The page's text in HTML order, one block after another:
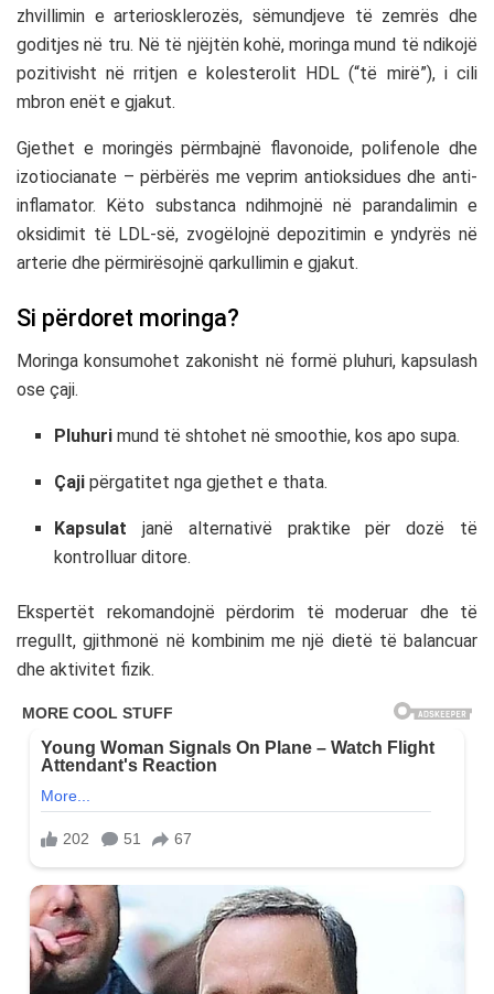
zhvillimin e arteriosklerozës, sëmundjeve të zemrës dhe
goditjes në tru. Në të njëjtën kohë, moringa mund të ndikojë
pozitivisht në rritjen e kolesterolit HDL (“të mirë”), i cili
mbron enët e gjakut.
Gjethet e moringës përmbajnë flavonoide, polifenole dhe
izotiocianate – përbërës me veprim antioksidues dhe anti-
inflamator. Këto substanca ndihmojnë në parandalimin e
oksidimit të LDL-së, zvogëlojnë depozitimin e yndyrës në
arterie dhe përmirësojnë qarkullimin e gjakut.
Si përdoret moringa?
Moringa konsumohet zakonisht në formë pluhuri, kapsulash
ose çaji.
Pluhuri mund të shtohet në smoothie, kos apo supa.
Çaji përgatitet nga gjethet e thata.
Kapsulat janë alternativë praktike për dozë të
kontrolluar ditore.
Ekspertët rekomandojnë përdorim të moderuar dhe të
rregullt, gjithmonë në kombinim me një dietë të balancuar
dhe aktivitet fizik.